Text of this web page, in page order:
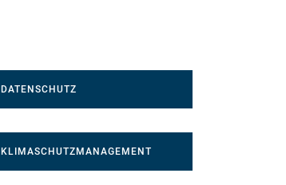
DATENSCHUTZ
KLIMASCHUTZMANAGEMENT